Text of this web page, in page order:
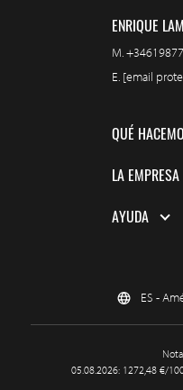
ENRIQUE
M.
E. [email
QUÉ
LA EMPRESA
AYUDA
ES -
05.08.2026: 1272,48 €/